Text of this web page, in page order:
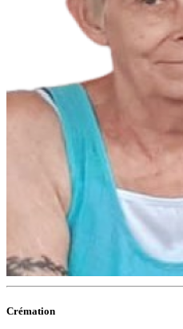
Crémation